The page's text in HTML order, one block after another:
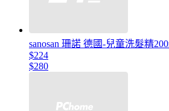
sanosan 珊諾 德國-兒童洗髮精
$224
$280